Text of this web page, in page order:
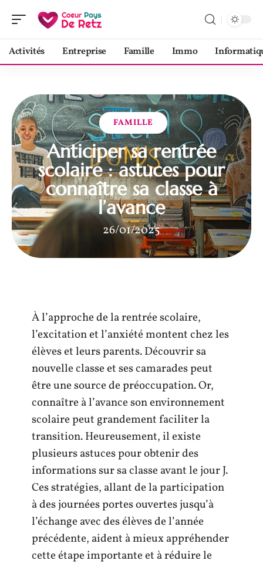
Activités Entreprise Famille Immo
FAMILLE
Anticiper sa rentrée
scolaire : astuces pour
connaître sa classe à
l’avance
26/01/2025
À l’approche de la rentrée scolaire,
l’excitation et l’anxiété montent chez les
élèves et leurs parents. Découvrir sa
nouvelle classe et ses camarades peut
être une source de préoccupation. Or,
connaître à l’avance son environnement
scolaire peut grandement faciliter la
transition. Heureusement, il existe
plusieurs astuces pour obtenir des
informations sur sa classe avant le jour J.
Ces stratégies, allant de la participation
à des journées portes ouvertes jusqu’à
l’échange avec des élèves de l’année
précédente, aident à mieux appréhender
cette étape importante et à réduire le